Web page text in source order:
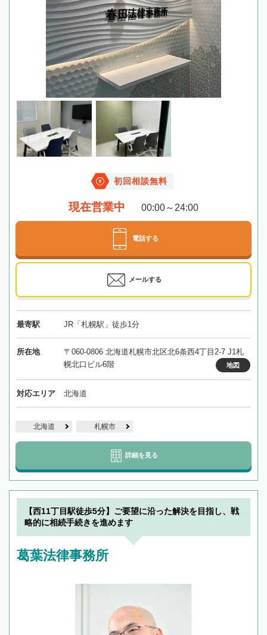
初回相談無料
現在営業中 00:00～24:00
電話する
メールする
最寄駅 JR「札幌駅」徒歩1分
所在地
〒060-0806 北海道札幌市北区北6条西4丁目2-7 J1札
幌北口ビル6階
地図
対応エリア 北海道
北海道 札幌市
詳細を見る
【西11丁目駅徒歩5分】ご要望に沿った解決を目指し、戦
略的に相続手続きを進めます
葛葉法律事務所